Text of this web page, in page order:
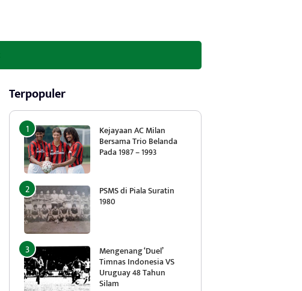
Terpopuler
Kejayaan AC Milan
Bersama Trio Belanda
Pada 1987 – 1993
PSMS di Piala Suratin
1980
Mengenang ‘Duel’
Timnas Indonesia VS
Uruguay 48 Tahun
Silam